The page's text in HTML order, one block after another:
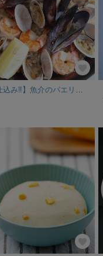
【本場仕込み‼︎】魚介のパエリヤ【30分で急速冷凍 温めるだけ】